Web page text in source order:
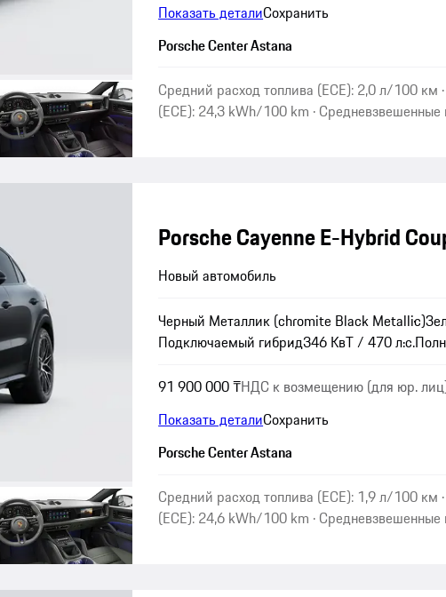
Показать деталиСохранить
Porsche Center Astana
Средний расход топлива (ECE): 2,0 л/100 км
(ECE): 24,3 kWh/100 km ·
Porsche Cayenne E-Hybrid
Новый автомобиль
Черный Металлик (chromite Black Metallic)
Подключаемый гибрид346 КвТ / 470 л.с.
91 900 000 ₸НДС к возмещению (для юр.
Показать деталиСохранить
Porsche Center Astana
Средний расход топлива (ECE): 1,9 л/100 км
(ECE): 24,6 kWh/100 km ·